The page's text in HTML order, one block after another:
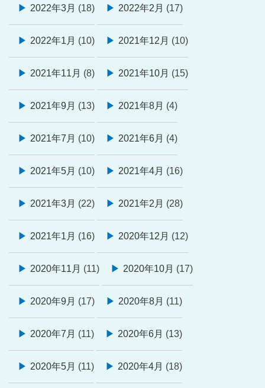
2022年3月 (18) 2022年2月 (17)
2022年1月 (10) 2021年12月 (10)
2021年11月 (8) 2021年10月 (15)
2021年9月 (13) 2021年8月 (4)
2021年7月 (10) 2021年6月 (4)
2021年5月 (10) 2021年4月 (16)
2021年3月 (22) 2021年2月 (28)
2021年1月 (16) 2020年12月 (12)
2020年11月 (11) 2020年10月 (17)
2020年9月 (17) 2020年8月 (11)
2020年7月 (11) 2020年6月 (13)
2020年5月 (11) 2020年4月 (18)